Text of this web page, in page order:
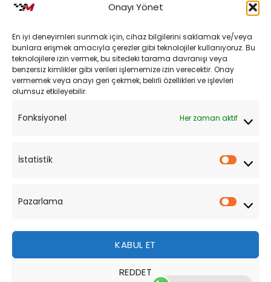
Onayı Yönet
En iyi deneyimleri sunmak için, cihaz bilgilerini saklamak ve/veya
bunlara erişmek amacıyla çerezler gibi teknolojiler kullanıyoruz. Bu
teknolojilere izin vermek, bu sitedeki tarama davranışı veya
benzersiz kimlikler gibi verileri işlememize izin verecektir. Onay
vermemek veya onayı geri çekmek, belirli özellikleri ve işlevleri
olumsuz etkileyebilir.
Fonksiyonel Her zaman aktif
İstatistik
Pazarlama
KABUL ET
REDDET
Kişisel Verilerin Korunması
Mesafeli Satış Sözleşmesi
Sipariş Takibi
Bu site, size daha iyi bir tarama deneyimi sunmak için